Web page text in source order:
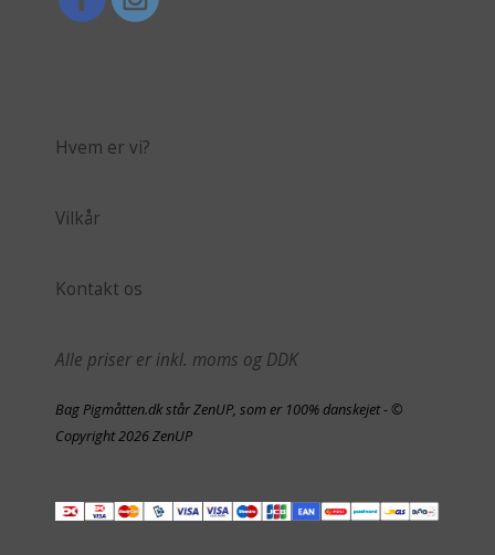
Hvem er vi?
Vilkår
Kontakt os
Alle priser er inkl. moms og DDK
Bag Pigmåtten.dk står ZenUP, som er 100% danskejet - ©
Copyright 2026 ZenUP